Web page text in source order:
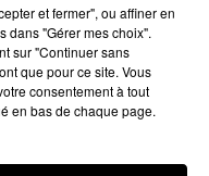
DU
et fermer", ou affiner en
dans "Gérer mes choix".
sur "Continuer sans
que pour ce site. Vous
consentement à tout
en bas de chaque page.